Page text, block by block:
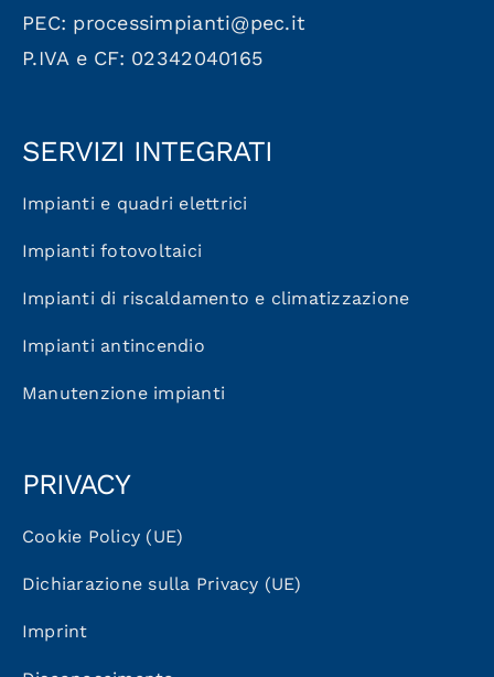
PEC: processimpianti@pec.it
P.IVA e CF: 02342040165
SERVIZI INTEGRATI
Impianti e quadri elettrici
Impianti fotovoltaici
Impianti di riscaldamento e climatizzazione
Impianti antincendio
Manutenzione impianti
PRIVACY
Cookie Policy (UE)
Dichiarazione sulla Privacy (UE)
Imprint